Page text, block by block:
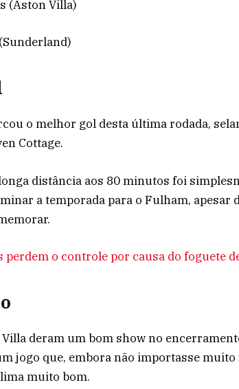
(Aston Villa)
o melhor gol desta última rodada,
Cottage.
distância aos 80 minutos foi
a temporada para o Fulham, apesar
perdem o controle por causa do foguete
deram um bom show no
jogo que, embora não importasse muito
muito bom.